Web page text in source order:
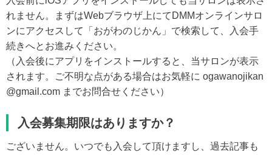
れません。まずはWebブラウザ上にてDMMオンラインサロ
ンにアクセスして「おがわのじかん」で検索して、入会手
続きへとお進みください。
（入会後にアプリをインストールすると、当サロンが表示
されます。ご不明な点がある場合はお気軽に ogawanojikan
@gmail.com までお問合せください）
入会募集期限はありますか？
ございません。いつでも入会して頂けますし、過去記事も